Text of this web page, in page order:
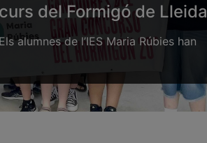
del Formigó de Lleida
alumnes de l’IES Maria Rúbies han